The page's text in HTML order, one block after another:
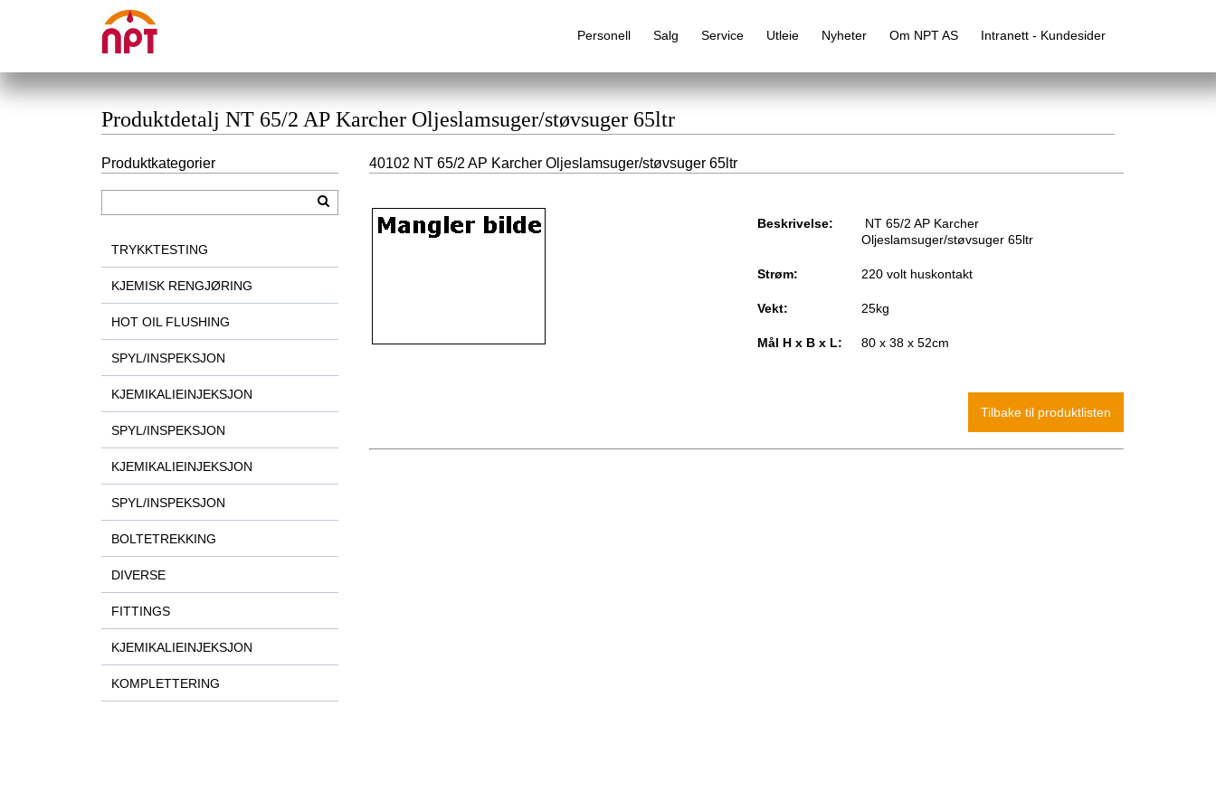
Personell Salg Service Utleie Nyheter Om NPT AS Intranett - Kundesider
Produktdetalj NT 65/2 AP Karcher Oljeslamsuger/støvsuger 65ltr
40102 NT 65/2 AP Karcher Oljeslamsuger/støvsuger 65ltr
Beskrivelse:
NT 65/2 AP Karcher
Oljeslamsuger/støvsuger 65ltr
Strøm: 220 volt huskontakt
Vekt: 25kg
Mål H x B x L: 80 x 38 x 52cm
Produktkategorier
TRYKKTESTING
KJEMISK RENGJØRING
HOT OIL FLUSHING
SPYL/INSPEKSJON
KJEMIKALIEINJEKSJON
SPYL/INSPEKSJON
KJEMIKALIEINJEKSJON
SPYL/INSPEKSJON
BOLTETREKKING
DIVERSE
FITTINGS
KJEMIKALIEINJEKSJON
KOMPLETTERING